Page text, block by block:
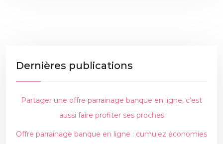
Dernières publications
Partager une offre parrainage banque en ligne, c’est
aussi faire profiter ses proches
Offre parrainage banque en ligne : cumulez économies